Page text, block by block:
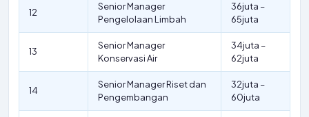
12
Senior Manager
Pengelolaan Limbah
36juta –
65juta
13
Senior Manager
Konservasi Air
34juta –
62juta
14
Senior Manager Riset dan
Pengembangan
32juta –
60juta